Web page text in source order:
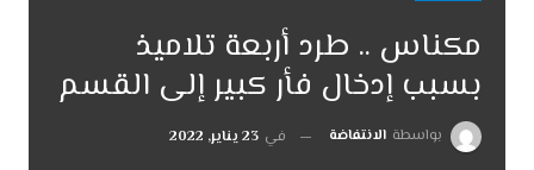
مكناس .. طرد أربعة تلاميذ
بسبب إدخال فأر كبير إلى القسم
بواسطة الانتفاضة في 23 يناير, 2022